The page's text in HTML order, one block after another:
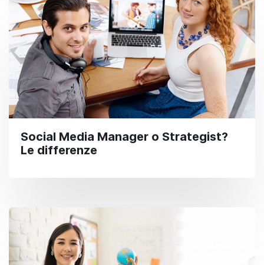
Social Media Manager o Strategist?
Le differenze